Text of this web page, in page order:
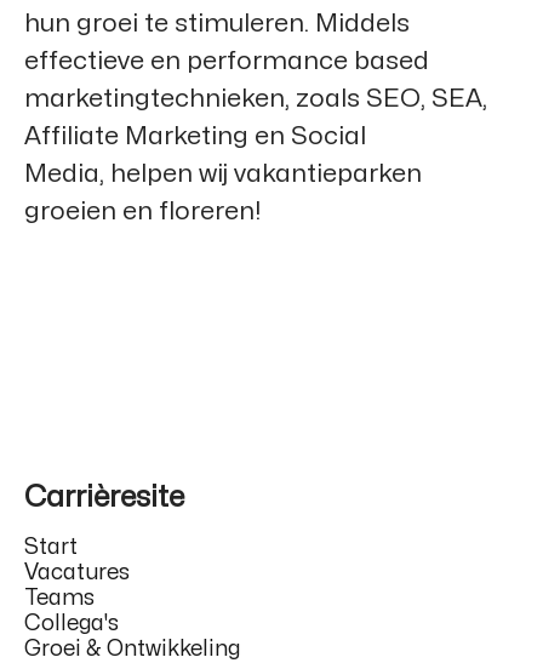
hun groei te stimuleren. Middels
effectieve en performance based
marketingtechnieken, zoals SEO, SEA,
Affiliate Marketing en Social
Media, helpen wij vakantieparken
groeien en floreren!
Carrièresite
Start
Vacatures
Teams
Collega's
Groei & Ontwikkeling